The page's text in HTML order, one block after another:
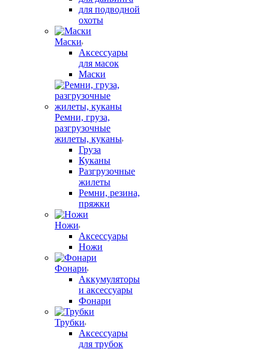
для подводной
охоты
Маски
Аксессуары
для масок
Маски
Ремни, груза,
разгрузочные
жилеты, куканы
Груза
Куканы
Разгрузочные
жилеты
Ремни, резина,
пряжки
Ножи
Аксессуары
Ножи
Фонари
Аккумуляторы
и аксессуары
Фонари
Трубки
Аксессуары
для трубок